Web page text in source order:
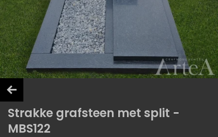
Strakke grafsteen met split -
MBS122